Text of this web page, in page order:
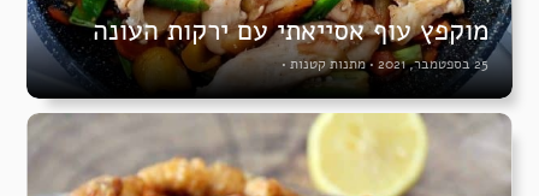
מוקפץ עוף אסייאתי עם ירקות העונה
25 בספטמבר, 2021 •מתנות קטנות•